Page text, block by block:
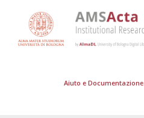
Aiuto e Documentazione